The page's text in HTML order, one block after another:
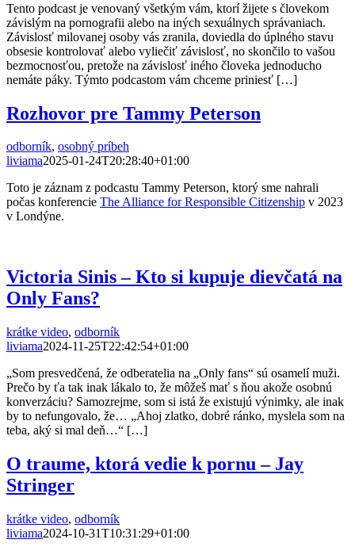
Tento podcast je venovaný všetkým vám, ktorí žijete s človekom
závislým na pornografii alebo na iných sexuálnych správaniach.
Závislosť milovanej osoby vás zranila, doviedla do úplného stavu
obsesie kontrolovať alebo vyliečiť závislosť, no skončilo to vašou
bezmocnosťou, pretože na závislosť iného človeka jednoducho
nemáte páky. Týmto podcastom vám chceme priniesť […]
Rozhovor pre Tammy Peterson
odborník, osobný príbeh
liviama2025-01-24T20:28:40+01:00
Toto je záznam z podcastu Tammy Peterson, ktorý sme nahrali
počas konferencie The Alliance for Responsible Citizenship v 2023
v Londýne.
Victoria Sinis – Kto si kupuje dievčatá na
Only Fans?
krátke video, odborník
liviama2024-11-25T22:42:54+01:00
„Som presvedčená, že odberatelia na „Only fans“ sú osamelí muži.
Prečo by ťa tak inak lákalo to, že môžeš mať s ňou akože osobnú
konverzáciu? Samozrejme, som si istá že existujú výnimky, ale inak
by to nefungovalo, že… „Ahoj zlatko, dobré ránko, myslela som na
teba, aký si mal deň…“ […]
O traume, ktorá vedie k pornu – Jay
Stringer
krátke video, odborník
liviama2024-10-31T10:31:29+01:00